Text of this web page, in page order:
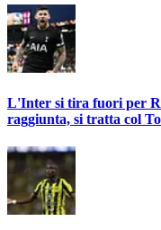
L'Inter si tira fuori per
raggiunta, si tratta col